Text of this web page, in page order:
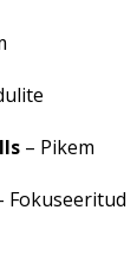
– Pikem
Fokuseeritud